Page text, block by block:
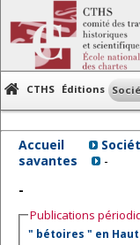
CTHS Éditions
Accueil
savantes
-
-
Publications
" bétoires " en